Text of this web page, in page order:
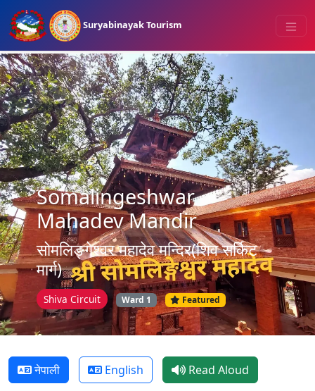
Suryabinayak Tourism
Somalingeshwar
Mahadev Mandir
सोमलिङ्गेश्वर महादेव मन्दिर(शिव सर्किट
मार्ग)
Shiva Circuit Ward 1 Featured
नेपाली English Read Aloud